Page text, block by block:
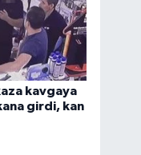
kavgaya
girdi, kan